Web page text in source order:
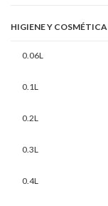
HIGIENE Y COSMÉTICA
0.06L
0.1L
0.2L
0.3L
0.4L